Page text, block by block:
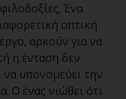
Ένα
οπτική
αρκούν για να
η ένταση δεν
υπονομεύει την
Ο ένας νιώθει ότι